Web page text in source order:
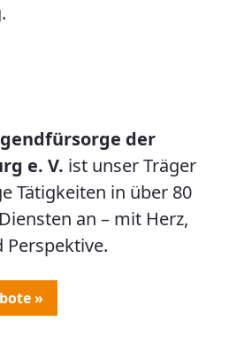
der
e. V. ist unser Träger
Tätigkeiten in über 80
an – mit Herz,
»